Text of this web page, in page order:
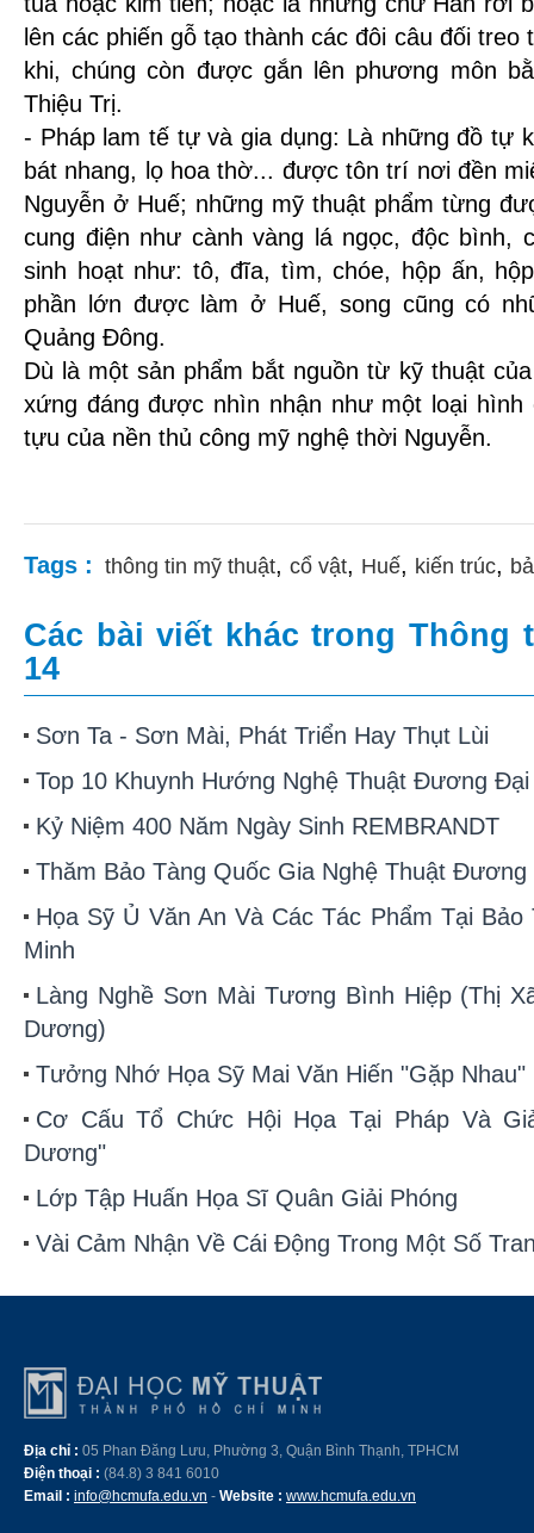
lên các phiến gỗ tạo thành các đôi câu đối treo
khi, chúng còn được gắn lên phương môn
Thiệu Trị.
- Pháp lam tế tự và gia dụng: Là những đồ tự
bát nhang, lọ hoa thờ... được tôn trí nơi đền
Nguyễn ở Huế; những mỹ thuật phẩm từng
cung điện như cành vàng lá ngọc, độc bình,
sinh hoạt như: tô, đĩa, tìm, chóe, hộp ấn,
phần lớn được làm ở Huế, song cũng có
Quảng Đông.
Dù là một sản phẩm bắt nguồn từ kỹ thuật
xứng đáng được nhìn nhận như một loại
tựu của nền thủ công mỹ nghệ thời Nguyễn.
Tags : thông tin mỹ thuật, cổ vật, Huế, kiến trúc,
Các bài viết khác trong Thông
14
Sơn Ta - Sơn Mài, Phát Triển Hay Thụt Lùi
Top 10 Khuynh Hướng Nghệ Thuật Đương Đại
Kỷ Niệm 400 Năm Ngày Sinh REMBRANDT
Thăm Bảo Tàng Quốc Gia Nghệ Thuật
Họa Sỹ Ủ Văn An Và Các Tác Phẩm Tại
Minh
Làng Nghề Sơn Mài Tương Bình Hiệp (Thị
Dương)
Tưởng Nhớ Họa Sỹ Mai Văn Hiến "Gặp Nhau"
Cơ Cấu Tổ Chức Hội Họa Tại Pháp Và
Dương"
Lớp Tập Huấn Họa Sĩ Quân Giải Phóng
Vài Cảm Nhận Về Cái Động Trong Một Số
Địa chỉ : 05 Phan Đăng Lưu, Phường 3, Quận Bình Thạnh, TPHCM
Điện thoại : (84.8) 3 841 6010
Email : info@hcmufa.edu.vn - Website : www.hcmufa.edu.vn